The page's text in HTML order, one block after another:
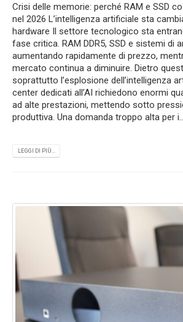
Crisi delle memorie: perché RAM e SSD
nel 2026 L’intelligenza artificiale sta
hardware Il settore tecnologico sta
fase critica. RAM DDR5, SSD e sistemi di
aumentando rapidamente di prezzo,
mercato continua a diminuire. Dietro
soprattutto l’esplosione dell’intelligenza
center dedicati all’AI richiedono enormi
ad alte prestazioni, mettendo sotto
produttiva. Una domanda troppo alta per
LEGGI DI PIÙ...